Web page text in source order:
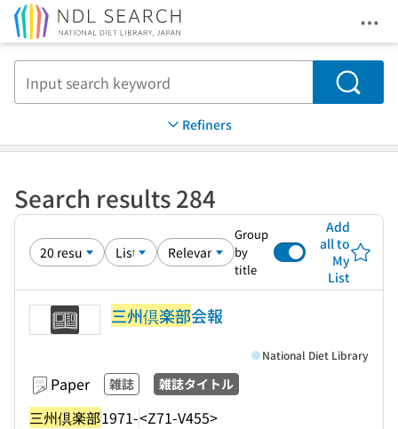
Search
Refiners
Search results 284
Group
by
title
Add
all to
My
List
三州倶楽部会報
Paper 雑誌 雑誌タイトル
三州倶楽部1971-<Z71-V455>
National Diet Library